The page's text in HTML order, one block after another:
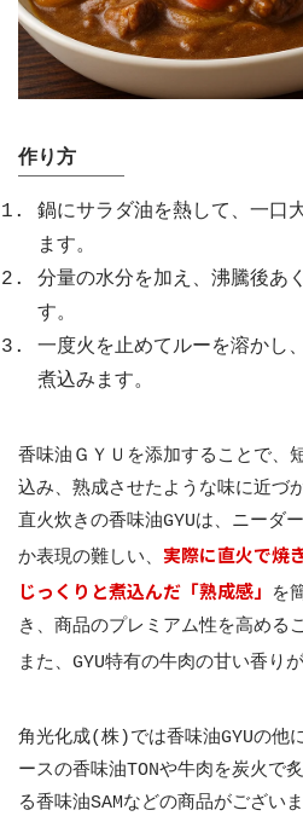
作り方
鍋にサラダ油を熱して、一口
ます。
分量の水分を加え、沸騰後あ
す。
一度火を止めてルーを溶かし
煮込みます。
香味油ＧＹＵを添加することで、
込み、熟成させたような味に近づ
直火炊きの香味油GYUは、ニーダ
か表現の難しい、 実際に直火で焼
じっくりと煮込んだ「熟成感」
を
き、商品のプレミアム性を高める
また、GYU特有の牛肉の甘い香りが
角光化成(株)では香味油GYUの他
ースの香味油TONや牛肉を炭火で
る香味油SAMなどの商品がございま